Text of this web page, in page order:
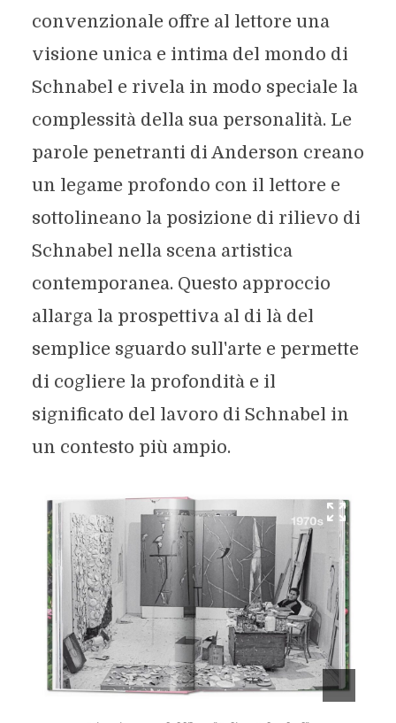
convenzionale offre al lettore una
visione unica e intima del mondo di
Schnabel e rivela in modo speciale la
complessità della sua personalità. Le
parole penetranti di Anderson creano
un legame profondo con il lettore e
sottolineano la posizione di rilievo di
Schnabel nella scena artistica
contemporanea. Questo approccio
allarga la prospettiva al di là del
semplice sguardo sull'arte e permette
di cogliere la profondità e il
significato del lavoro di Schnabel in
un contesto più ampio.